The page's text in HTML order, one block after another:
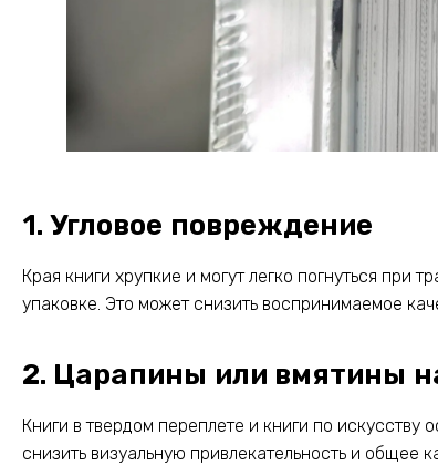
1. Угловое повреждение
Края книги хрупкие и могут легко погнуться при
упаковке. Это может снизить воспринимаемое
2. Царапины или вмятины
Книги в твердом переплете и книги по
снизить визуальную привлекательность и общее